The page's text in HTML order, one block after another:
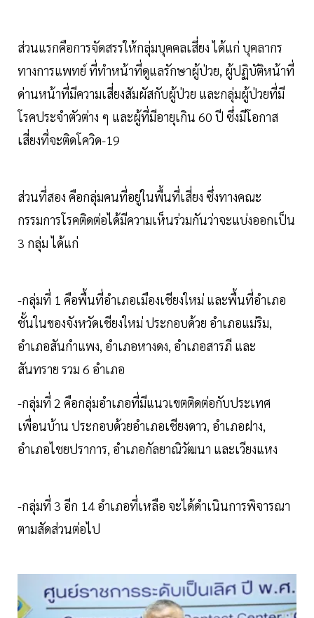
ส่วนแรกคือการจัดสรรให้กลุ่มบุคคลเสี่ยง ได้แก่ บุคลากร
ทางการแพทย์ ที่ทำหน้าที่ดูแลรักษาผู้ป่วย, ผู้ปฏิบัติหน้าที่
ด่านหน้าที่มีความเสี่ยงสัมผัสกับผู้ป่วย และกลุ่มผู้ป่วยที่มี
โรคประจำตัวต่าง ๆ และผู้ที่มีอายุเกิน 60 ปี ซึ่งมีโอกาส
เสี่ยงที่จะติดโควิด-19
ส่วนที่สอง คือกลุ่มคนที่อยู่ในพื้นที่เสี่ยง ซึ่งทางคณะ
กรรมการโรคติดต่อได้มีความเห็นร่วมกันว่าจะแบ่งออกเป็น
3 กลุ่ม ได้แก่
-กลุ่มที่ 1 คือพื้นที่อำเภอเมืองเชียงใหม่ และพื้นที่อำเภอ
ชั้นในของจังหวัดเชียงใหม่ ประกอบด้วย อำเภอแม่ริม,
อำเภอสันกำแพง, อำเภอหางดง, อำเภอสารภี และ
สันทราย รวม 6 อำเภอ
-กลุ่มที่ 2 คือกลุ่มอำเภอที่มีแนวเขตติดต่อกับประเทศ
เพื่อนบ้าน ประกอบด้วยอำเภอเชียงดาว, อำเภอฝาง,
อำเภอไชยปราการ, อำเภอกัลยาณิวัฒนา และเวียงแหง
-กลุ่มที่ 3 อีก 14 อำเภอที่เหลือ จะได้ดำเนินการพิจารณา
ตามสัดส่วนต่อไป